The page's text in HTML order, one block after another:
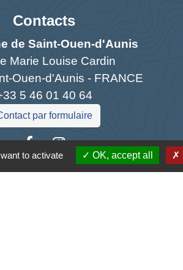
Contacts
de Saint-Ouen-d'Aunis
Marie Louise Cardin
Ouen-d'Aunis - FRANCE
5 46 01 40 64
par formulaire
to activate OK, accept all